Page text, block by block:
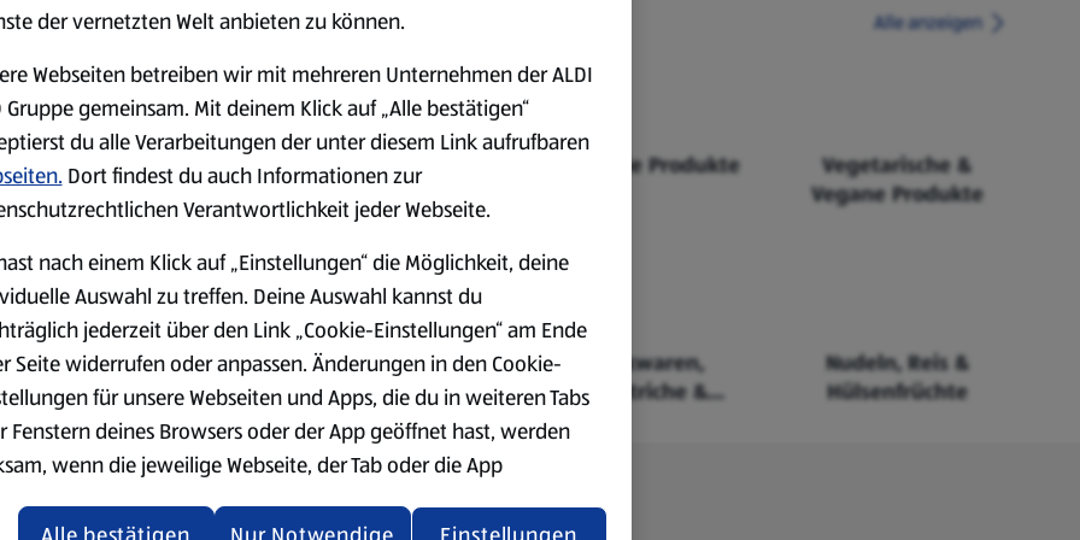
Sortiment. Alle anzeigen
Markenprodukte Bio-Produkte Fairtrade Produkte
Vegetarische &
Vegane Produkte
Käse
Milchprodukte &
Eier
Backwaren,
Aufstriche &
Nudeln, Reis &
Hülsenfrüchte
der vernetzten Welt anbieten zu können.
Webseiten betreiben wir mit mehreren Unternehmen der ALDI
Gruppe gemeinsam. Mit deinem Klick auf „Alle bestätigen“
du alle Verarbeitungen der unter diesem Link aufrufbaren
Dort findest du auch Informationen zur
Verantwortlichkeit jeder Webseite.
nach einem Klick auf „Einstellungen“ die Möglichkeit, deine
Auswahl zu treffen. Deine Auswahl kannst du
jederzeit über den Link „Cookie-Einstellungen“ am Ende
Seite widerrufen oder anpassen. Änderungen in den Cookie-
für unsere Webseiten und Apps, die du in weiteren Tabs
Fenstern deines Browsers oder der App geöffnet hast, werden
wenn die jeweilige Webseite, der Tab oder die App
oder geschlossen und anschließend wieder geöffnet